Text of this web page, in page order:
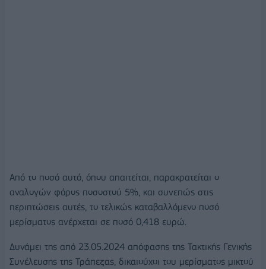
Από το ποσό αυτό, όπου απαιτείται, παρακρατείται ο
αναλογών φόρος ποσοστού 5%, και συνεπώς στις
περιπτώσεις αυτές, το τελικώς καταβαλλόμενο ποσό
μερίσματος ανέρχεται σε ποσό 0,418 ευρώ.
Δυνάμει της από 23.05.2024 απόφασης της Τακτικής Γενικής
Συνέλευσης της Τράπεζας, δικαιούχοι του μερίσματος μικτού